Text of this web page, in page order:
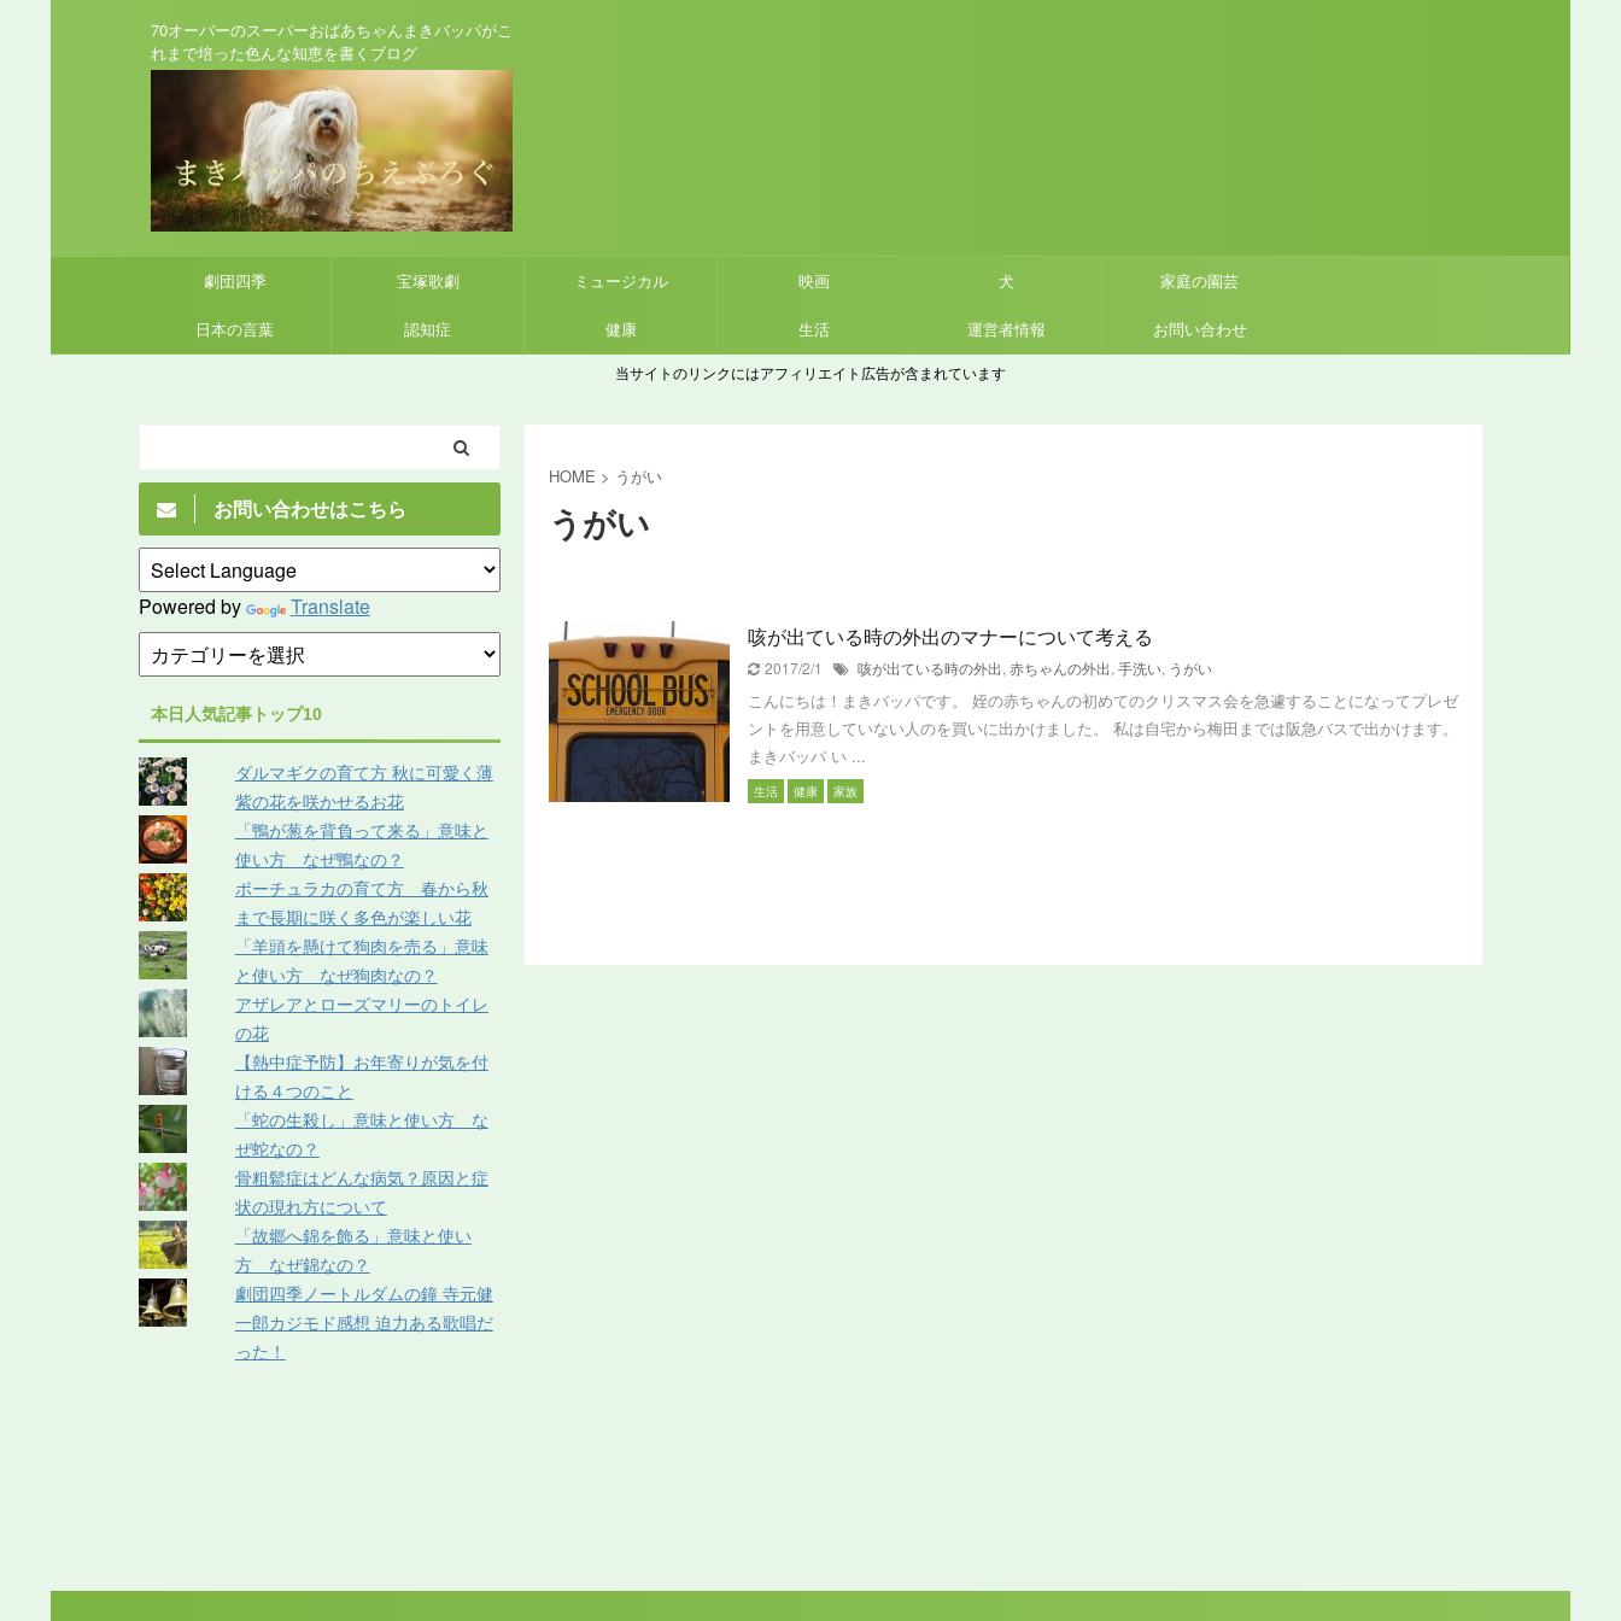
70オーバーのスーパーおばあちゃんまきバッパがこ
れまで培った色んな知恵を書くブログ
劇団四季 宝塚歌劇 ミュージカル 映画 犬 家庭の園芸
日本の言葉 認知症 健康 生活 運営者情報 お問い合わせ
当サイトのリンクにはアフィリエイト広告が含まれています
HOME > うがい
うがい
咳が出ている時の外出のマナーについて考える
2017/2/1 咳が出ている時の外出, 赤ちゃんの外出, 手洗い, うがい
こんにちは！まきバッパです。 姪の赤ちゃんの初めてのクリスマス会を急遽することになってプレゼ
ントを用意していない人のを買いに出かけました。 私は自宅から梅田までは阪急バスで出かけます。
まきバッパ い ...
生活 健康 家族
お問い合わせはこちら
Powered by Translate
本日人気記事トップ10
ダルマギクの育て方 秋に可愛く薄
紫の花を咲かせるお花
「鴨が葱を背負って来る」意味と
使い方 なぜ鴨なの？
ポーチュラカの育て方 春から秋
まで長期に咲く多色が楽しい花
「羊頭を懸けて狗肉を売る」意味
と使い方 なぜ狗肉なの？
アザレアとローズマリーのトイレ
の花
【熱中症予防】お年寄りが気を付
ける４つのこと
「蛇の生殺し」意味と使い方 な
ぜ蛇なの？
骨粗鬆症はどんな病気？原因と症
状の現れ方について
「故郷へ錦を飾る」意味と使い
方 なぜ錦なの？
劇団四季ノートルダムの鐘 寺元健
一郎カジモド感想 迫力ある歌唱だ
った！